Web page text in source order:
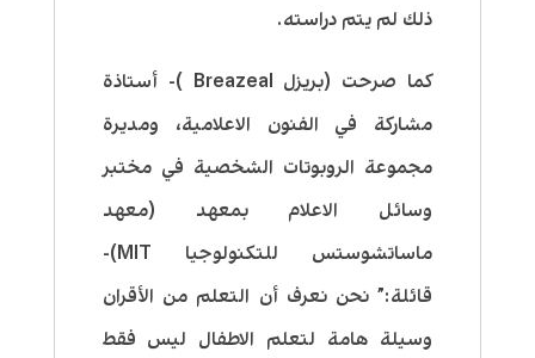
ذلك لم يتم دراسته.
كما صرحت (بريزل Breazeal )- أستاذة
مشاركة في الفنون الاعلامية، ومديرة
مجموعة الروبوتات الشخصية في مختبر
وسائل الاعلام بمعهد (معهد
ماساتشوستس للتكنولوجيا MIT)-
قائلة:” نحن نعرف أن التعلم من الأقران
وسيلة هامة لتعلم الاطفال ليس فقط